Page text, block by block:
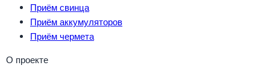
Приём свинца
Приём аккумуляторов
Приём чермета
О проекте